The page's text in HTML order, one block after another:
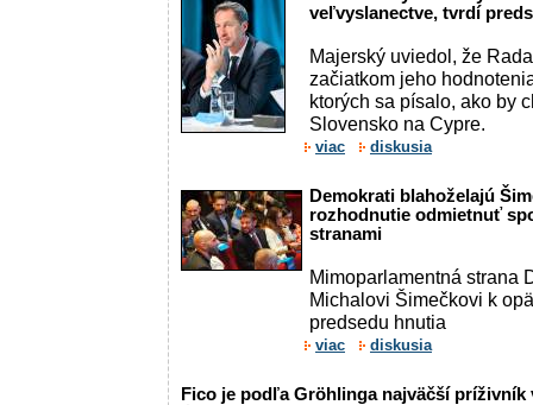
veľvyslanectve, tvrdí
Majerský uviedol, že
začiatkom jeho
ktorých sa písalo, ako by
Slovensko na Cypre.
viac diskusia
Demokrati blahoželajú
rozhodnutie odmietnuť
stranami
Mimoparlamentná strana
Michalovi Šimečkovi k
predsedu hnutia
viac diskusia
Fico je podľa Gröhlinga najväčší príživník